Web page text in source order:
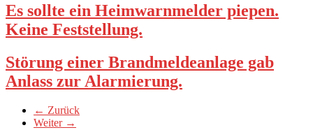
Es sollte ein Heimwarnmelder piepen.
Keine Feststellung.
Störung einer Brandmeldeanlage gab
Anlass zur Alarmierung.
← Zurück
Weiter →